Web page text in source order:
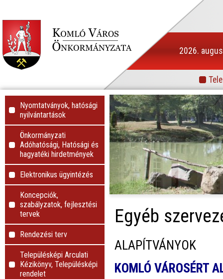
2026.
Nyomtatványok, hatósági
nyilvántartások
Önkormányzati
Adóhatósági, Hatósági és
hagyatéki hirdetmények
Elektronikus ügyintézés
Koncepciók,
szabályzatok, fejlesztési
tervek
Rendezési terv
Településképi Arculati
Kézikönyv, Településképi
rendelet
Egyéb
ALAPÍTVÁNYOK
KOMLÓ VÁROSÉRT